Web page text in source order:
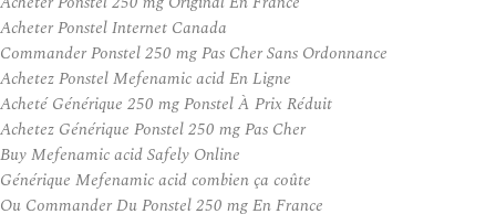
Acheter Ponstel Internet Canada
Commander Ponstel 250 mg Pas Cher Sans Ordonnance
Achetez Ponstel Mefenamic acid En Ligne
Acheté Générique 250 mg Ponstel À Prix Réduit
Achetez Générique Ponstel 250 mg Pas Cher
Buy Mefenamic acid Safely Online
Générique Mefenamic acid combien ça coûte
Ou Commander Du Ponstel 250 mg En France